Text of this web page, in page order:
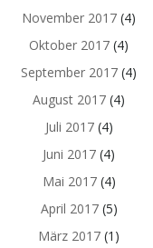
November 2017 (4)
Oktober 2017 (4)
September 2017 (4)
August 2017 (4)
Juli 2017(4)
Juni 2017 (4)
Mai 2017(4)
April 2017(5)
März 2017 (1)